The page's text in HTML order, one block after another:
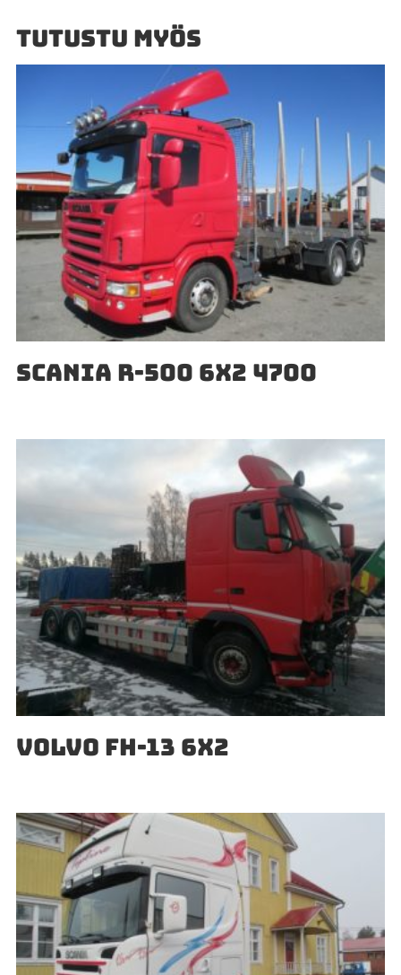
TUTUSTU MYÖS
SCANIA R-500 6X2 4700
VOLVO FH-13 6X2